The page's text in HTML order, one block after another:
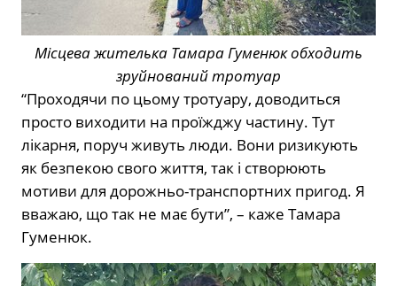
Місцева жителька Тамара Гуменюк обходить
зруйнований тротуар
“Проходячи по цьому тротуару, доводиться
просто виходити на проїжджу частину. Тут
лікарня, поруч живуть люди. Вони ризикують
як безпекою свого життя, так і створюють
мотиви для дорожньо-транспортних пригод. Я
вважаю, що так не має бути”, – каже Тамара
Гуменюк.